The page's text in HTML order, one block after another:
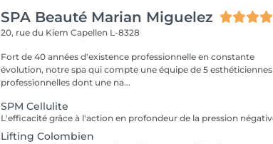
SPA Beauté Marian Miguelez
20, rue du KiemCapellen L-8328
Fort de 40 années d'existence professionnelle en constante
évolution, notre spa qui compte une équipe de 5 esthéticiennes
professionnelles dont une na...
SPM Cellulite
Lifting Colombien